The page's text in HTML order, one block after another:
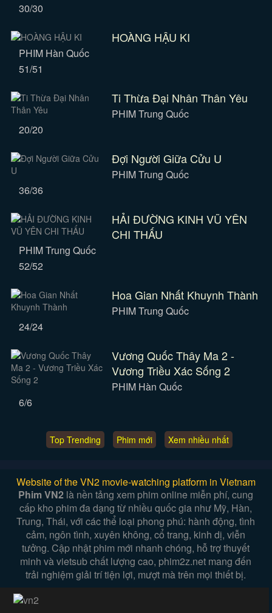
30/30
HOÀNG HẬU KI
PHIM Hàn Quốc
51/51
Ti Thừa Đại Nhân Thân Yêu
PHIM Trung Quốc
20/20
Đợi Người Giữa Cửu U
PHIM Trung Quốc
36/36
HẢI ĐƯỜNG KINH VŨ YÊN
CHI THẤU
PHIM Trung Quốc
52/52
Hoa Gian Nhất Khuynh Thành
PHIM Trung Quốc
24/24
Vương Quốc Thây Ma 2 -
Vương Triều Xác Sống 2
PHIM Hàn Quốc
6/6
Top Trending Phim mới Xem nhiều nhất
Website of the VN2 movie-watching platform in Vietnam
Phim VN2 là nền tảng xem phim online miễn phí, cung
cấp kho phim đa dạng từ nhiều quốc gia như Mỹ, Hàn,
Trung, Thái, với các thể loại phong phú: hành động, tình
cảm, ngôn tình, xuyên không, cổ trang, kinh dị, viễn
tưởng. Cập nhật phim mới nhanh chóng, hỗ trợ thuyết
minh và vietsub chất lượng cao, phim2z.net mang đến
trải nghiệm giải trí tiện lợi, mượt mà trên mọi thiết bị.